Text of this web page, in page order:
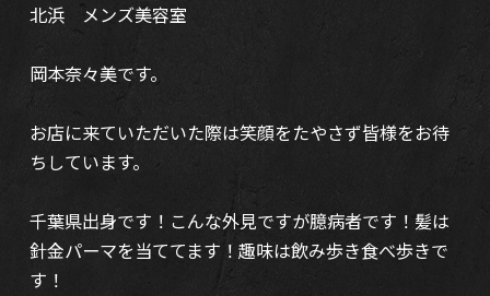
北浜 メンズ美容室
岡本奈々美です。
お店に来ていただいた際は笑顔をたやさず皆様をお待
ちしています。
千葉県出身です！こんな外見ですが臆病者です！髪は
針金パーマを当ててます！趣味は飲み歩き食べ歩きで
す！